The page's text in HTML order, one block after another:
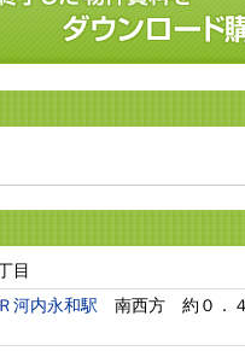
目
河内永和駅 南西方　約０．